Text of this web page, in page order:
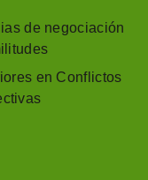
de negociación
en Conflictos